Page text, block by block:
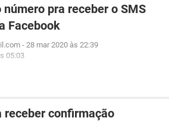
pra receber o SMS
Facebook
- 28 mar 2020 às 22:39
05:03
receber confirmação